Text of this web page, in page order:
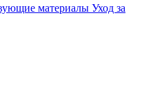
материалы Уход за